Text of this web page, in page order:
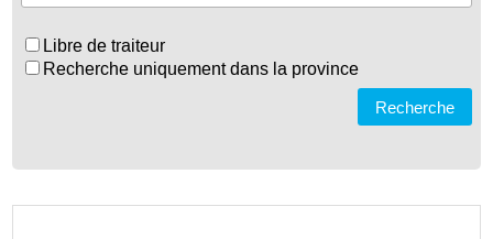
Libre de traiteur
Recherche uniquement dans la province
Recherche